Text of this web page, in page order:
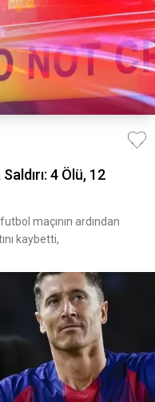
4 Ölü, 12
maçının ardından
kaybetti,